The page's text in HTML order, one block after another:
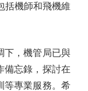
括機師和飛機維
，機管局已與
備忘錄，探討在
等專業服務。希